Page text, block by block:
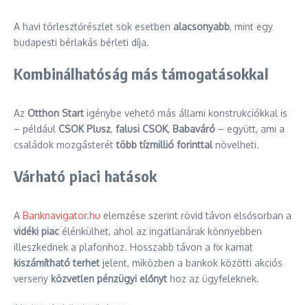
A havi törlesztőrészlet sok esetben alacsonyabb, mint egy
budapesti bérlakás bérleti díja.
Kombinálhatóság más támogatásokkal
Az Otthon Start igénybe vehető más állami konstrukciókkal is
– például CSOK Plusz, falusi CSOK, Babaváró – együtt, ami a
családok mozgásteréttöbb tízmillió forinttalnövelheti.
Várható piaci hatások
A Banknavigator.hu elemzése szerint rövid távon elsősorban a
vidéki piac élénkülhet, ahol az ingatlanárak könnyebben
illeszkednek a plafonhoz. Hosszabb távon a fix kamat
kiszámítható terhet jelent, miközben a bankok közötti akciós
verseny közvetlen pénzügyi előnyt hoz az ügyfeleknek.